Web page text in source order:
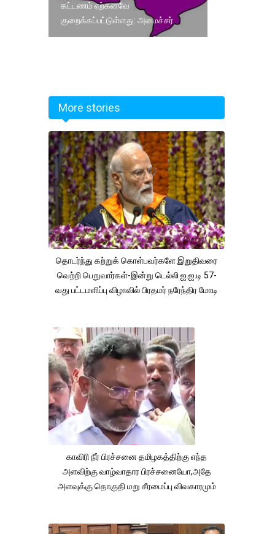
கட்டணம் ஏற்கனவே
குறைக்கப்பட்டுள்ளது: அமைச்சர்
More stories
தொடர்ந்து கற்றுக் கொள்பவர்களே இறுதிவரை
வெற்றி பெறுவார்கள்-இன்று டெல்லி ஐ.ஐ.டி 57-
வது பட்டமளிப்பு விழாவில் பிரதமர் நரேந்திர மோடி
காவிரி நீர் பிரச்சனை தமிழகத்திற்கு எந்த
அளவிற்கு வாழ்வாதார பிரச்சனையோ,அதே
அளவுக்கு தொகுதி மறு சீரமைப்பு விவகாரமும்